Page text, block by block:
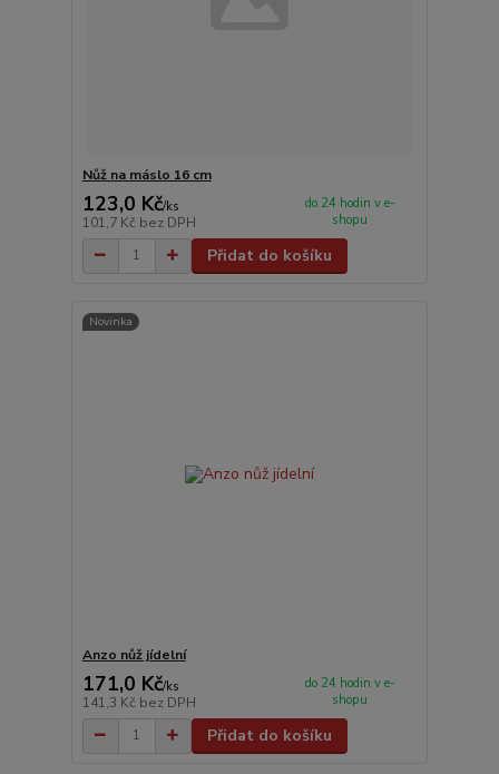
Nůž na máslo 16 cm
123,0 Kč/ks
101,7 Kč bez DPH
do 24 hodin v e-
shopu
Přidat do košíku
Novinka
Anzo nůž jídelní
171,0 Kč/ks
141,3 Kč bez DPH
do 24 hodin v e-
shopu
Přidat do košíku